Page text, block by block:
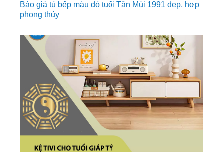
Báo giá tủ bếp màu đỏ tuổi Tân Mùi 1991 đẹp, hợp
phong thủy